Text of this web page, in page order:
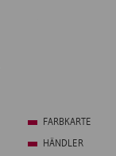
FARBKARTE
HÄNDLER